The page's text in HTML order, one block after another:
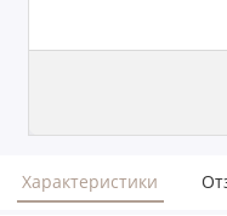
Характеристики